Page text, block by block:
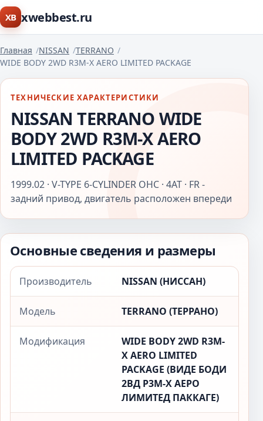
XB xwebbest.ru
Главная NISSAN
TERRANO
WIDE BODY 2WD R3M-X AERO LIMITED PACKAGE
ТЕХНИЧЕСКИЕ ХАРАКТЕРИСТИКИ
NISSAN TERRANO WIDE
BODY 2WD R3M-X AERO
LIMITED PACKAGE
1999.02 · V-TYPE 6-CYLINDER OHC · 4AT · FR -
задний привод, двигатель расположен впереди
Основные сведения и размеры
Производитель NISSAN (НИССАН)
Модель TERRANO (ТЕРРАНО)
Модификация
WIDE BODY 2WD R3M-
X AERO LIMITED
PACKAGE (ВИДЕ БОДИ
2ВД Р3М-X АЕРО
ЛИМИТЕД ПАККАГЕ)